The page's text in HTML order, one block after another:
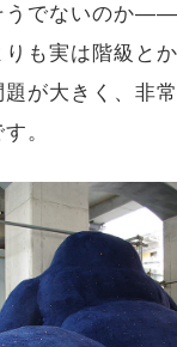
うでないのか
も実は階級と
が大きく、非
。